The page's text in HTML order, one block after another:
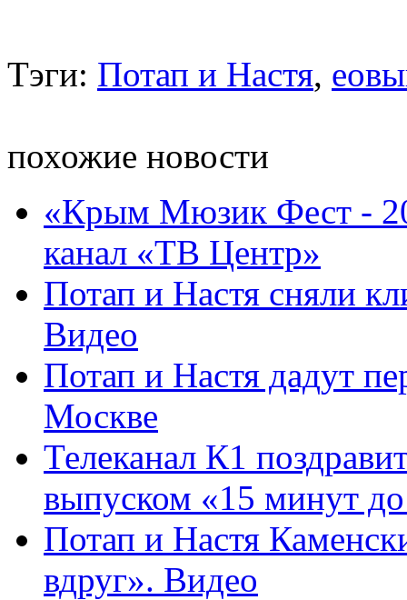
Тэги: Потап и Настя,
похожие новости
«Крым Мюзик Фест -
канал «ТВ Центр»
Потап и Настя сняли
Видео
Потап и Настя дадут
Москве
Телеканал К1
выпуском «15 минут до
Потап и Настя
вдруг». Видео